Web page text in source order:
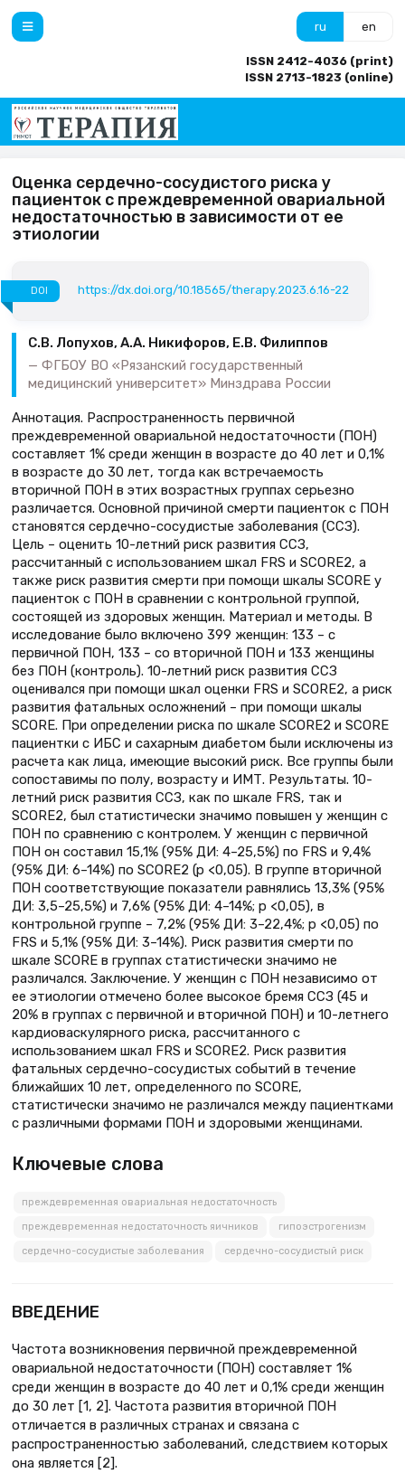
ru en
ISSN 2412-4036 (print)
ISSN 2713-1823 (online)
Оценка сердечно-сосудистого риска у
пациенток с преждевременной овариальной
недостаточностью в зависимости от ее
этиологии
DOI https://dx.doi.org/10.18565/therapy.2023.6.16-22
С.В. Лопухов, А.А. Никифоров, Е.В. Филиппов
ФГБОУ ВО «Рязанский государственный
медицинский университет» Минздрава России
Аннотация. Распространенность первичной
преждевременной овариальной недостаточности (ПОН)
составляет 1% среди женщин в возрасте до 40 лет и 0,1%
в возрасте до 30 лет, тогда как встречаемость
вторичной ПОН в этих возрастных группах серьезно
различается. Основной причиной смерти пациенток с ПОН
становятся сердечно-сосудистые заболевания (ССЗ).
Цель – оценить 10-летний риск развития ССЗ,
рассчитанный с использованием шкал FRS и SCORE2, а
также риск развития смерти при помощи шкалы SCORE у
пациенток с ПОН в сравнении с контрольной группой,
состоящей из здоровых женщин. Материал и методы. В
исследование было включено 399 женщин: 133 – с
первичной ПОН, 133 – со вторичной ПОН и 133 женщины
без ПОН (контроль). 10-летний риск развития ССЗ
оценивался при помощи шкал оценки FRS и SCORE2, а риск
развития фатальных осложнений – при помощи шкалы
SCORE. При определении риска по шкале SCORE2 и SCORE
пациентки с ИБС и сахарным диабетом были исключены из
расчета как лица, имеющие высокий риск. Все группы были
сопоставимы по полу, возрасту и ИМТ. Результаты. 10-
летний риск развития ССЗ, как по шкале FRS, так и
SCORE2, был статистически значимо повышен у женщин с
ПОН по сравнению с контролем. У женщин с первичной
ПОН он составил 15,1% (95% ДИ: 4–25,5%) по FRS и 9,4%
(95% ДИ: 6–14%) по SCORE2 (p <0,05). В группе вторичной
ПОН соответствующие показатели равнялись 13,3% (95%
ДИ: 3,5–25,5%) и 7,6% (95% ДИ: 4–14%; p <0,05), в
контрольной группе – 7,2% (95% ДИ: 3–22,4%; p <0,05) по
FRS и 5,1% (95% ДИ: 3–14%). Риск развития смерти по
шкале SCORE в группах статистически значимо не
различался. Заключение. У женщин с ПОН независимо от
ее этиологии отмечено более высокое бремя ССЗ (45 и
20% в группах с первичной и вторичной ПОН) и 10-летнего
кардиоваскулярного риска, рассчитанного с
использованием шкал FRS и SCORE2. Риск развития
фатальных сердечно-сосудистых событий в течение
ближайших 10 лет, определенного по SCORE,
статистически значимо не различался между пациентками
с различными формами ПОН и здоровыми женщинами.
Ключевые слова
преждевременная овариальная недостаточность
преждевременная недостаточность яичников гипоэстрогенизм
сердечно-сосудистые заболевания сердечно-сосудистый риск
ВВЕДЕНИЕ
Частота возникновения первичной прежде­временной
овариальной недостаточности (ПОН) составляет 1%
среди женщин в возрасте до 40 лет и 0,1% среди женщин
до 30 лет [1, 2]. Частота развития вторичной ПОН
отличается в различных странах и связана с
распространенностью заболеваний, следствием которых
она является [2].